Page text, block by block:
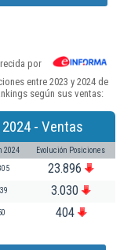
por
entre 2023 y 2024 de
según sus ventas:
- Ventas
2024 Evolución Posiciones
23.896
3.030
404